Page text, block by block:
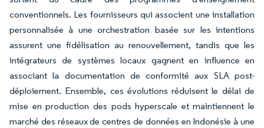
conventionnels. Les fournisseurs qui associent une installation
personnalisée à une orchestration basée sur les intentions
assurent une fidélisation au renouvellement, tandis que les
intégrateurs de systèmes locaux gagnent en influence en
associant la documentation de conformité aux SLA post-
déploiement. Ensemble, ces évolutions réduisent le délai de
mise en production des pods hyperscale et maintiennent le
marché des réseaux de centres de données en Indonésie à une